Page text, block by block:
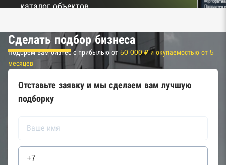
каталог объектов
Перейти в TG-
канал
Сделать подбор бизнеса
Подбрем вам бизнес с прибылью от 50 000 ₽ и окупаемостью от 5
месяцев
Отставьте заявку и мы сделаем вам лучшую
подборку